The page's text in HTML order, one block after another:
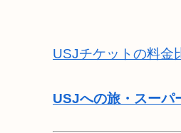
USJチケットの料金
USJへの旅・スーパ